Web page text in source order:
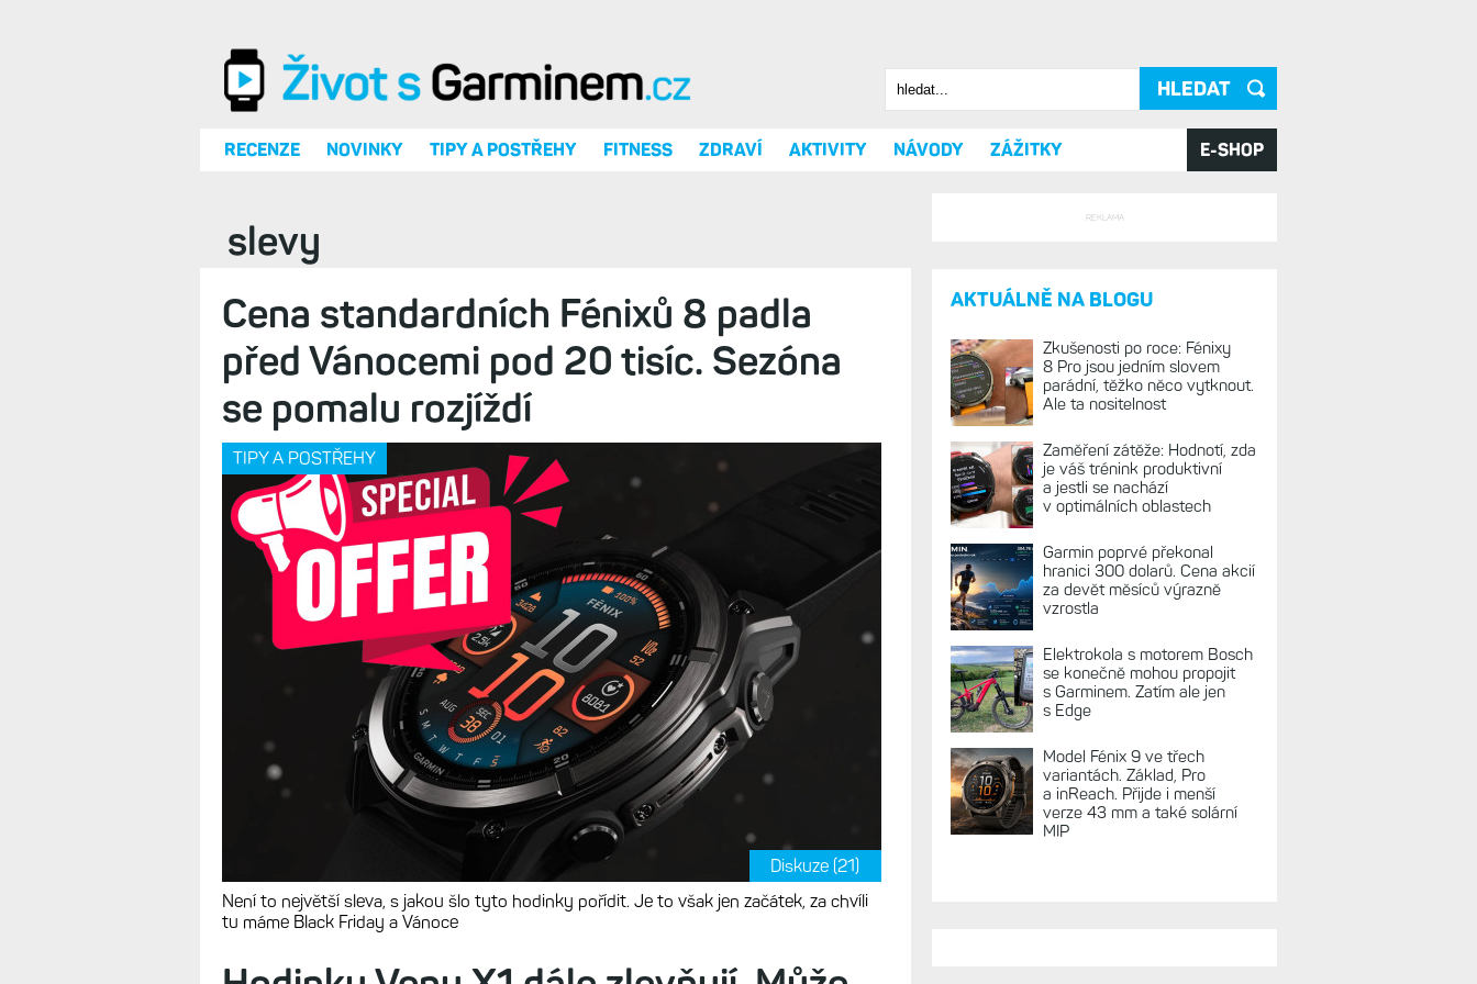
Vyhledávání
Hledat
RECENZE NOVINKY TIPY A POSTŘEHY FITNESS ZDRAVÍ AKTIVITY NÁVODY ZÁŽITKY E-SHOP
slevy
Cena standardních Fénixů 8 padla
před Vánocemi pod 20 tisíc. Sezóna
se pomalu rozjíždí
TIPY A POSTŘEHY
Diskuze (21)
Není to největší sleva, s jakou šlo tyto hodinky pořídit. Je to však jen začátek, za chvíli
tu máme Black Friday a Vánoce
REKLAMA
AKTUÁLNĚ NA BLOGU
Zkušenosti po roce: Fénixy
8 Pro jsou jedním slovem
parádní, těžko něco vytknout.
Ale ta nositelnost
Zaměření zátěže: Hodnotí, zda
je váš trénink produktivní
a jestli se nachází
v optimálních oblastech
Garmin poprvé překonal
hranici 300 dolarů. Cena akcií
za devět měsíců výrazně
vzrostla
Elektrokola s motorem Bosch
se konečně mohou propojit
s Garminem. Zatím ale jen
s Edge
Model Fénix 9 ve třech
variantách. Základ, Pro
a inReach. Přijde i menší
verze 43 mm a také solární
MIP